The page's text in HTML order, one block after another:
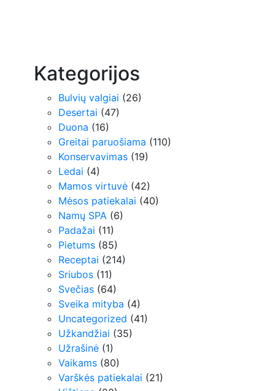
Kategorijos
Bulvių valgiai (26)
Desertai (47)
Duona (16)
Greitai paruošiama (110)
Konservavimas (19)
Ledai (4)
Mamos virtuvė (42)
Mėsos patiekalai (40)
Namų SPA (6)
Padažai (11)
Pietums (85)
Receptai (214)
Sriubos (11)
Svečias (64)
Sveika mityba (4)
Uncategorized (41)
Užkandžiai (35)
Užrašinė (1)
Vaikams (80)
Varškės patiekalai (21)